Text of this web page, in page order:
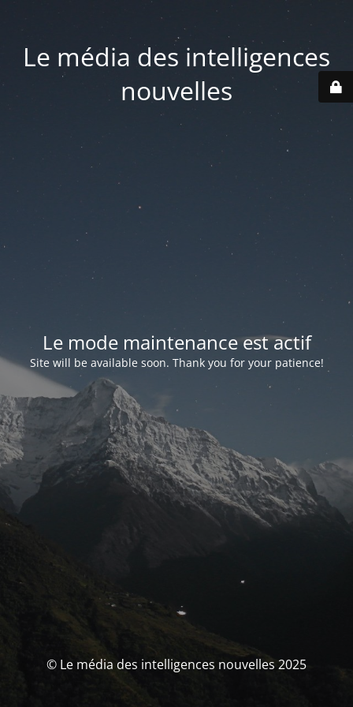
Le média des intelligences
nouvelles
Le mode maintenance est actif
Site will be available soon. Thank you for your patience!
© Le média des intelligences nouvelles 2025